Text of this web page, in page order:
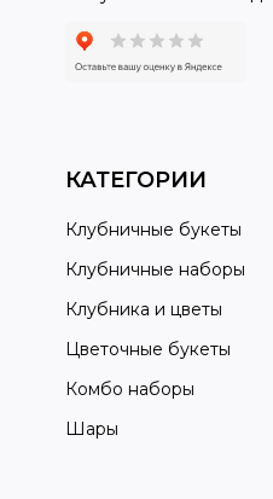
КАТЕГОРИИ
Клубничные букеты
Клубничные наборы
Клубника и цветы
Цветочные букеты
Комбо наборы
Шары